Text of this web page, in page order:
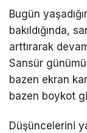
Bugün
bakıldığında,
arttırarak
Sansür
bazen ekran
bazen boykot
Düşüncelerini